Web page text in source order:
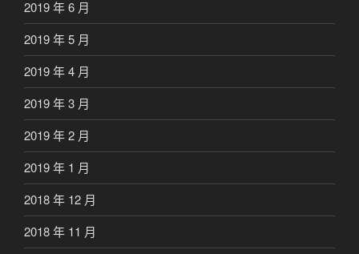
2019 年 6 月
2019 年 5 月
2019 年 4 月
2019 年 3 月
2019 年 2 月
2019 年 1 月
2018 年 12 月
2018 年 11 月